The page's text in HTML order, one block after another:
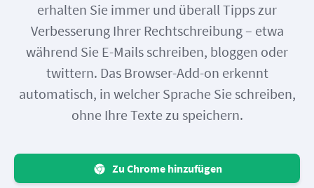
erhalten Sie immer und überall Tipps zur
Verbesserung Ihrer Rechtschreibung – etwa
während Sie E-Mails schreiben, bloggen oder
twittern. Das Browser-Add-on erkennt
automatisch, in welcher Sprache Sie schreiben,
ohne Ihre Texte zu speichern.
Zu Chrome hinzufügen